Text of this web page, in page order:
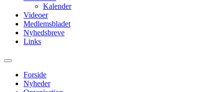
Kalender
Videoer
Medlemsbladet
Nyhedsbreve
Links
Forside
Nyheder